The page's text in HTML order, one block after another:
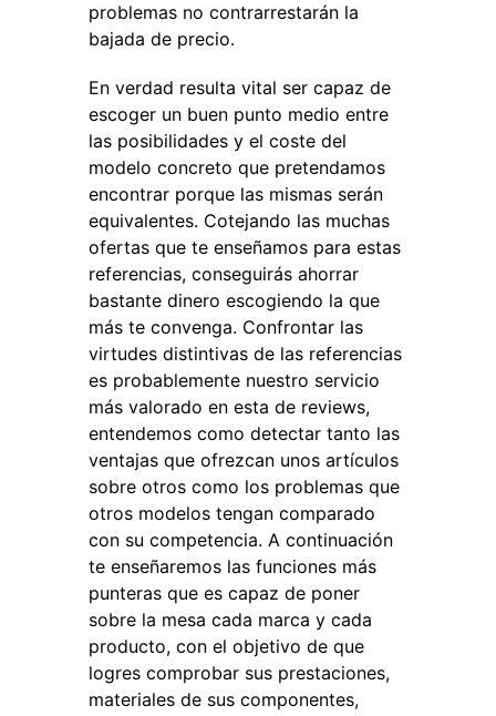
problemas no contrarrestarán la
bajada de precio.
En verdad resulta vital ser capaz de
escoger un buen punto medio entre
las posibilidades y el coste del
modelo concreto que pretendamos
encontrar porque las mismas serán
equivalentes. Cotejando las muchas
ofertas que te enseñamos para estas
referencias, conseguirás ahorrar
bastante dinero escogiendo la que
más te convenga. Confrontar las
virtudes distintivas de las referencias
es probablemente nuestro servicio
más valorado en esta de reviews,
entendemos como detectar tanto las
ventajas que ofrezcan unos artículos
sobre otros como los problemas que
otros modelos tengan comparado
con su competencia. A continuación
te enseñaremos las funciones más
punteras que es capaz de poner
sobre la mesa cada marca y cada
producto, con el objetivo de que
logres comprobar sus prestaciones,
materiales de sus componentes,